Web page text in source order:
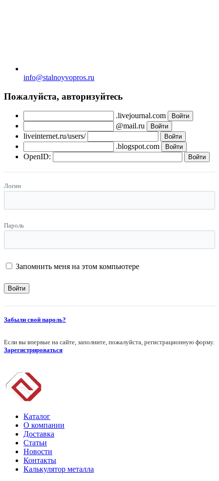
info@stalnoyvopros.ru
Пожалуйста, авторизуйтесь
.livejournal.com
@mail.ru
liveinternet.ru/users/
.blogspot.com
OpenID:
Логин
Пароль
Запомнить меня на этом компьютере
Забыли свой пароль?
Если вы впервые на сайте, заполните, пожалуйста, регистрационную форму.
Зарегистрироваться
Каталог
О компании
Доставка
Статьи
Новости
Контакты
Калькулятор металла